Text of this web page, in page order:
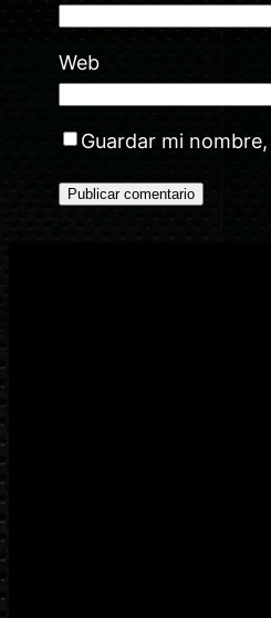
Web
Guardar mi